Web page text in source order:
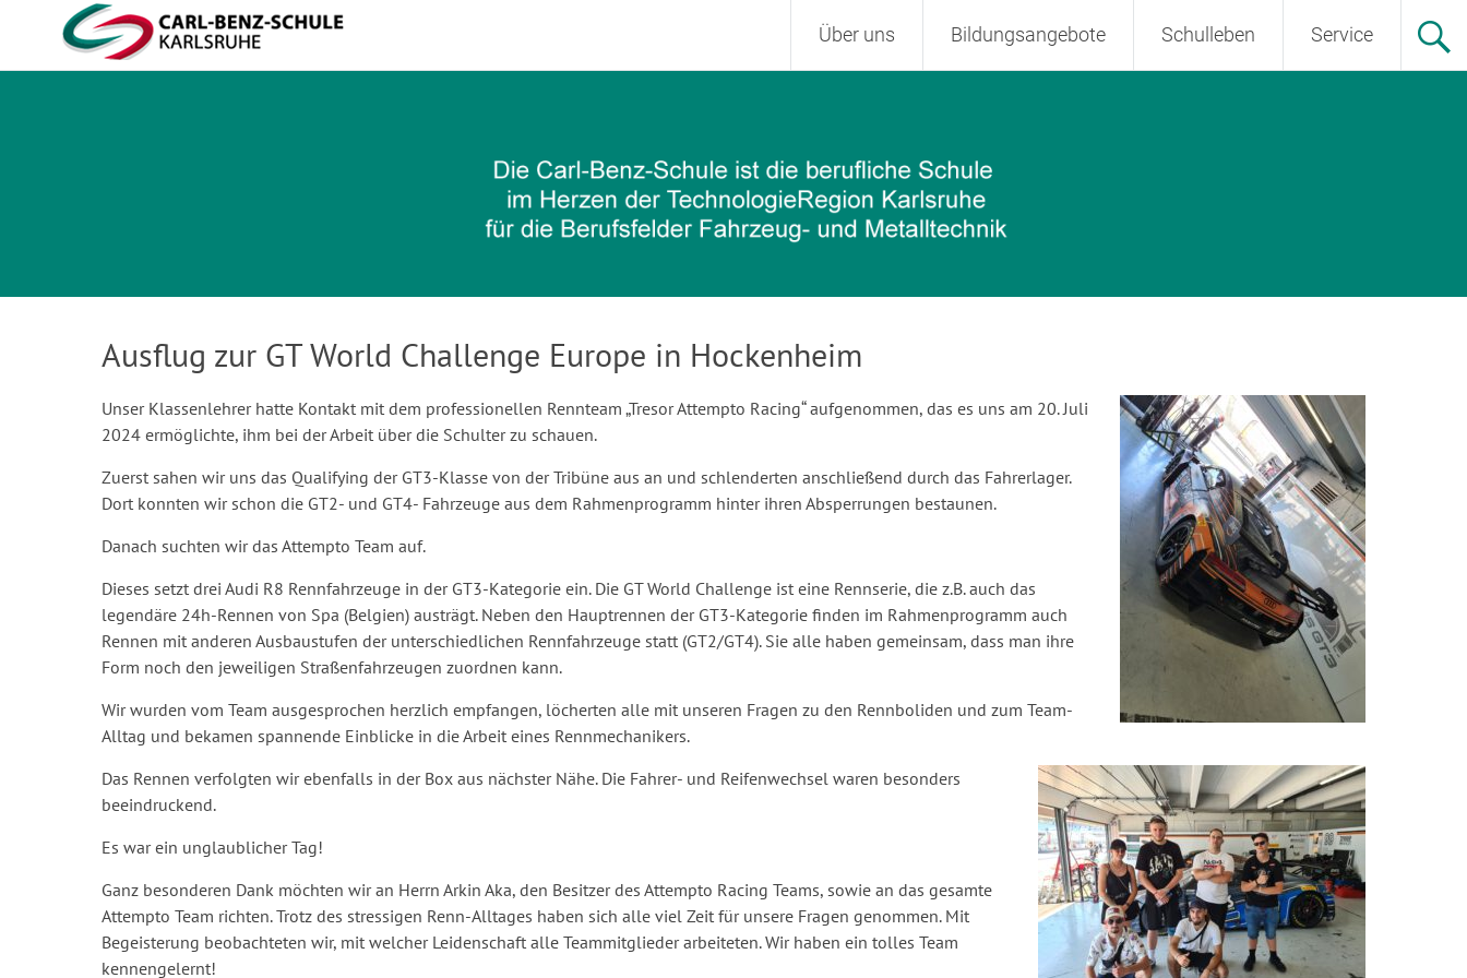
Inhalt
Über uns Bildungsangebote Schulleben Service
Ausflug zur GT World Challenge Europe in Hockenheim
Unser Klassenlehrer hatte Kontakt mit dem professionellen Rennteam „Tresor Attempto Racing“ aufgenommen, das es uns am 20. Juli
2024 ermöglichte, ihm bei der Arbeit über die Schulter zu schauen.
Zuerst sahen wir uns das Qualifying der GT3-Klasse von der Tribüne aus an und schlenderten anschließend durch das Fahrerlager.
Dort konnten wir schon die GT2- und GT4- Fahrzeuge aus dem Rahmenprogramm hinter ihren Absperrungen bestaunen.
Danach suchten wir das Attempto Team auf.
Dieses setzt drei Audi R8 Rennfahrzeuge in der GT3-Kategorie ein. Die GT World Challenge ist eine Rennserie, die z.B. auch das
legendäre 24h-Rennen von Spa (Belgien) austrägt. Neben den Hauptrennen der GT3-Kategorie finden im Rahmenprogramm auch
Rennen mit anderen Ausbaustufen der unterschiedlichen Rennfahrzeuge statt (GT2/GT4). Sie alle haben gemeinsam, dass man ihre
Form noch den jeweiligen Straßenfahrzeugen zuordnen kann.
Wir wurden vom Team ausgesprochen herzlich empfangen, löcherten alle mit unseren Fragen zu den Rennboliden und zum Team-
Alltag und bekamen spannende Einblicke in die Arbeit eines Rennmechanikers.
Das Rennen verfolgten wir ebenfalls in der Box aus nächster Nähe. Die Fahrer- und Reifenwechsel waren besonders
beeindruckend.
Es war ein unglaublicher Tag!
Ganz besonderen Dank möchten wir an Herrn Arkin Aka, den Besitzer des Attempto Racing Teams, sowie an das gesamte
Attempto Team richten. Trotz des stressigen Renn-Alltages haben sich alle viel Zeit für unsere Fragen genommen. Mit
Begeisterung beobachteten wir, mit welcher Leidenschaft alle Teammitglieder arbeiteten. Wir haben ein tolles Team
kennengelernt!